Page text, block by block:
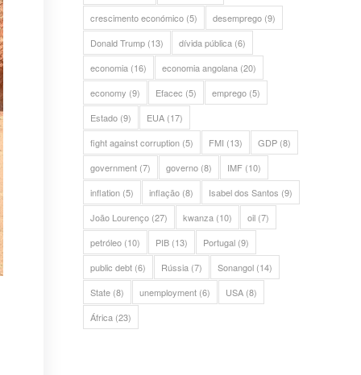
crescimento económico (5) desemprego (9)
Donald Trump (13) dívida pública (6)
economia (16) economia angolana (20)
economy (9) Efacec (5) emprego (5)
Estado (9) EUA (17)
fight against corruption (5) FMI (13) GDP (8)
government (7) governo (8) IMF (10)
inflation (5) inflação (8) Isabel dos Santos (9)
João Lourenço (27) kwanza (10) oil (7)
petróleo (10) PIB (13) Portugal (9)
public debt (6) Rússia (7) Sonangol (14)
State (8) unemployment (6) USA (8)
África (23)